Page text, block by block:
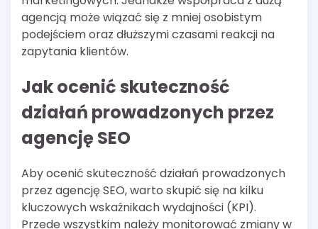
agencją może wiązać się z mniej osobistym
podejściem oraz dłuższymi czasami reakcji na
zapytania klientów.
Jak ocenić skuteczność
działań prowadzonych przez
agencję SEO
Aby ocenić skuteczność działań prowadzonych
przez agencję SEO, warto skupić się na kilku
kluczowych wskaźnikach wydajności (KPI).
Przede wszystkim należy monitorować zmiany w